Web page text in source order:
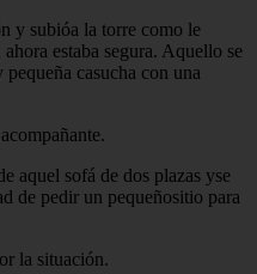
y subióa la torre como le
estaba segura. Aquello se
casucha con una
aquel sofá de dos plazas yse
de pedir un pequeñositio para
la situación.